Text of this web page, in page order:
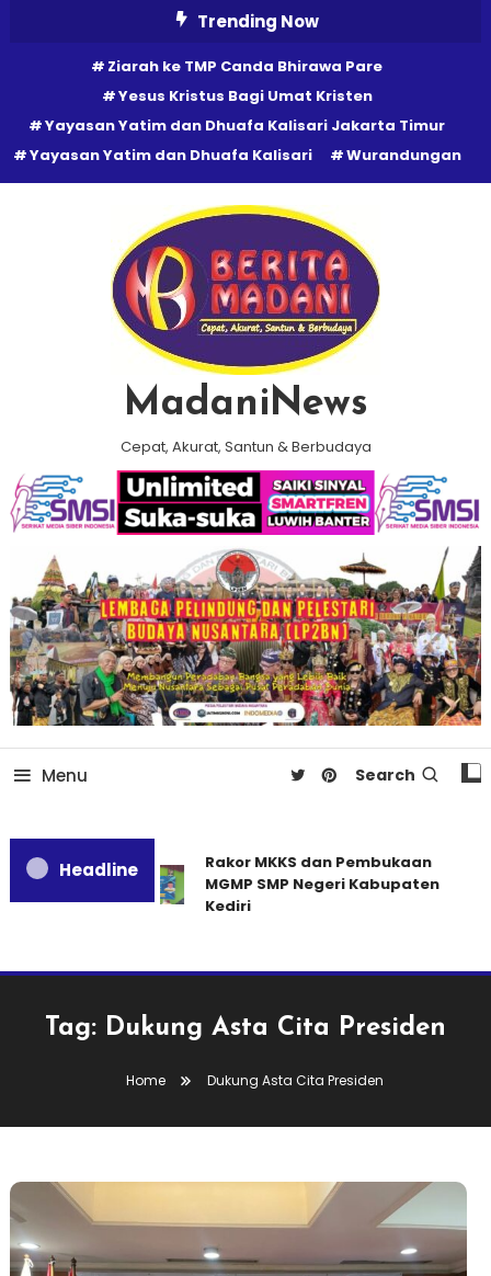
Trending Now
Ziarah ke TMP Canda Bhirawa Pare
Yesus Kristus Bagi Umat Kristen
Yayasan Yatim dan Dhuafa Kalisari Jakarta Timur
Yayasan Yatim dan Dhuafa Kalisari
Wurandungan
MadaniNews
Cepat, Akurat, Santun & Berbudaya
Menu Search
Headline
Rakor MKKS dan Pembukaan
MGMP SMP Negeri Kabupaten
Kediri
Tag: Dukung Asta Cita Presiden
Home Dukung Asta Cita Presiden